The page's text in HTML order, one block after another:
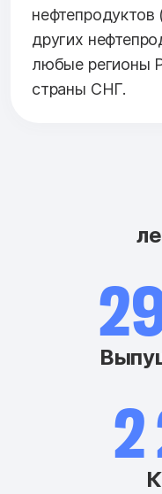
нефтепродуктов
других
любые регионы
страны СНГ.
2